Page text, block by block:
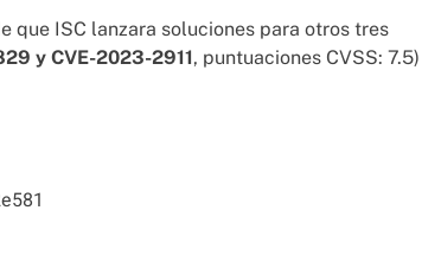
que ISC lanzara soluciones para otros tres
y CVE-2023-2911, puntuaciones CVSS: 7.5)